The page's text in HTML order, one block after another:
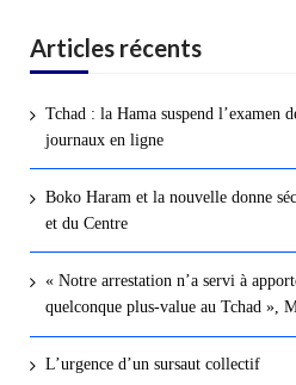
Articles récents
Tchad : la Hama suspend l’examen
journaux en ligne
Boko Haram et la nouvelle donne
et du Centre
« Notre arrestation n’a servi à
quelconque plus-value au Tchad »,
L’urgence d’un sursaut collectif